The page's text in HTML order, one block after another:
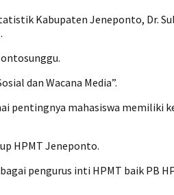
Kabupaten Jeneponto, Dr.
dan Wacana Media”.
pentingnya mahasiswa memiliki
HPMT Jeneponto.
pengurus inti HPMT baik PB